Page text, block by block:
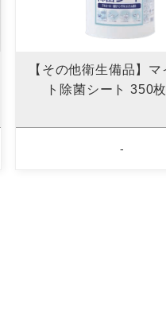
【その他衛生備品】マ
ト除菌シート 350
-